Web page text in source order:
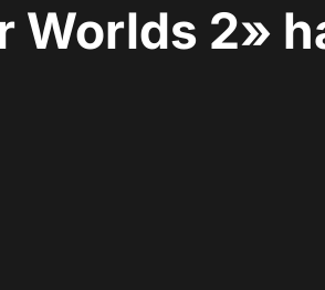
Worlds 2»